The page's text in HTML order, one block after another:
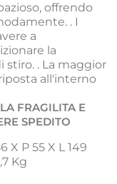
offrendo
. I
a
la
stiro. . La maggior
all'interno
FRAGILITA E
SPEDITO
X P 55 X L 149
Kg